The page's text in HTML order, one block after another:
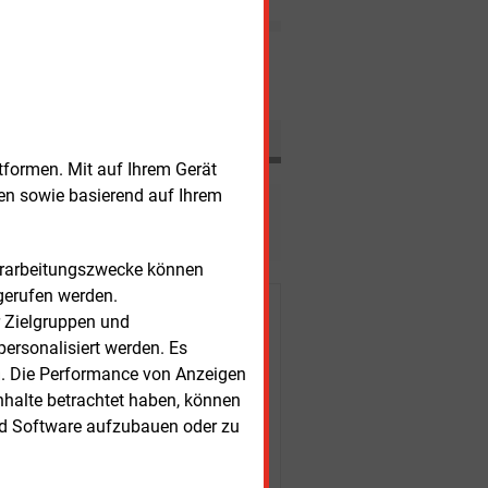
Mit auf Ihrem Gerät
sowie basierend auf Ihrem
können
werden.
und
werden. Es
Performance von Anzeigen
betrachtet haben, können
Software aufzubauen oder zu
Kunden